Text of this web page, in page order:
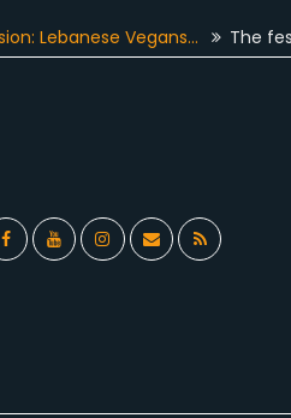
Vegans… The festive
FacebookYouTubeInstagramEmail RSS